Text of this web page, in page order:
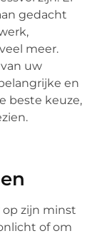
gedacht
meer.
uw
en
beste keuze,
zijn minst
of om